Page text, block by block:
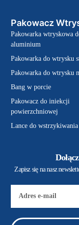
Pakowacz
Pakowarka wtryskowa
aluminium
Pakowarka do wtrysku
Pakowarka do wtrysku
Bang w porcie
Pakowacz do iniekcji
powierzchniowej
Lance do
Zapisz się na nasz
mail